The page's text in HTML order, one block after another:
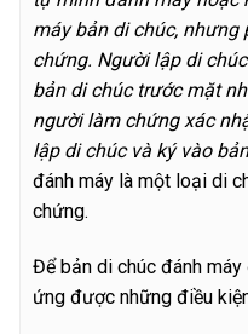
máy bản di chúc,
chứng. Người lập di
bản di chúc trước mặt
người làm chứng xác
lập di chúc và ký vào
đánh máy là một loại di
chứng.
Để bản di chúc đánh
ứng được những điều